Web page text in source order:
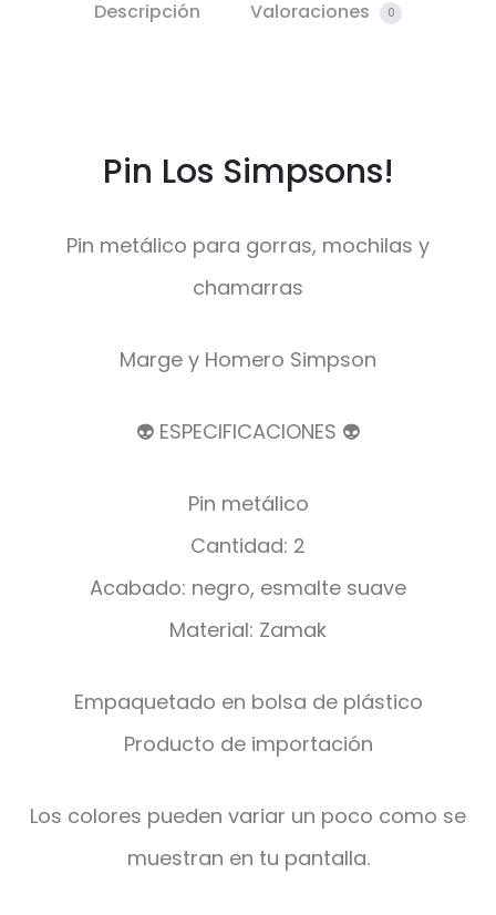
Descripción Valoraciones 0
Pin Los Simpsons!
Pin metálico para gorras, mochilas y
chamarras
Marge y Homero Simpson
👽 ESPECIFICACIONES 👽
Pin metálico
Cantidad: 2
Acabado: negro, esmalte suave
Material: Zamak
Empaquetado en bolsa de plástico
Producto de importación
Los colores pueden variar un poco como se
muestran en tu pantalla.